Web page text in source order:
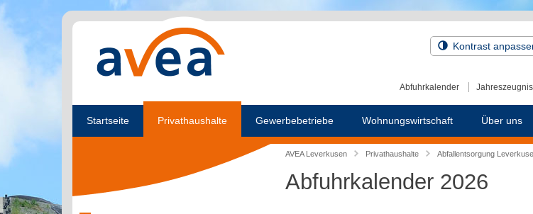
Kontrast
Abfuhrkalender
Startseite Privathaushalte Gewerbebetriebe Wohnungswirtschaft Über uns
AVEA Leverkusen Privathaushalte Abfallentsorgung
Abfuhrkalender 2026